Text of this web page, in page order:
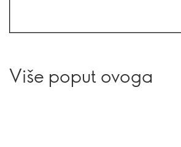
Više poput ovoga